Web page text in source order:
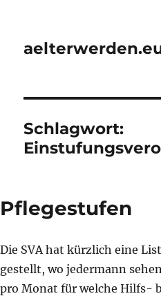
Schlagwort:
Pflegestufen
Die SVA hat kürzlich eine
gestellt, wo jedermann
pro Monat für welche Hilfs-